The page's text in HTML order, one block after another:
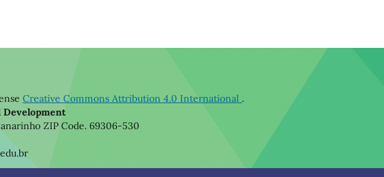
Creative Commons Attribution 4.0 International .
Development
ZIP Code. 69306-530